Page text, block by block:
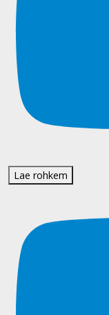
Lae rohkem